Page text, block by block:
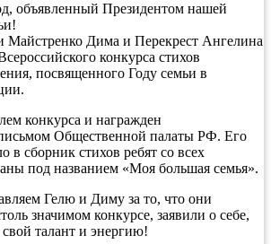
объявленный Президентом нашей
Дима и Перекрест Ангелина
конкурса стихов
посвященного Году семьи в
конкурса и награжден
Общественной палаты РФ. Его
в сборник стихов ребят со всех
под названием «Моя большая семья».
Гелю и Диму за то, что они
значимом конкурсе, заявили о себе,
талант и энергию!